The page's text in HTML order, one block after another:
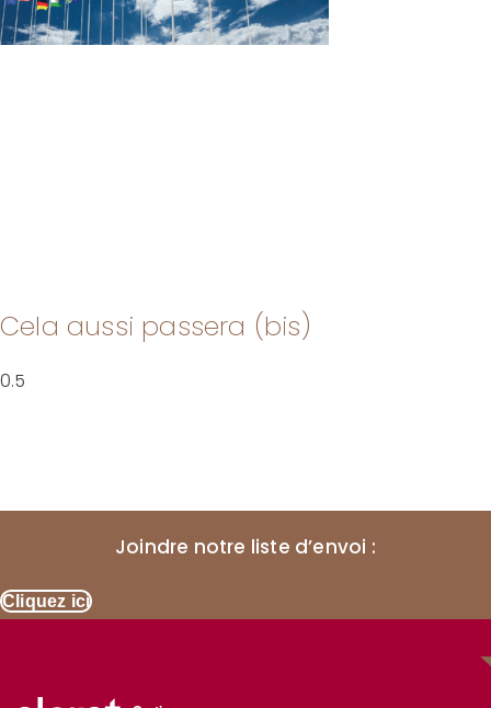
Cela aussi passera (bis)
Joindre notre liste d’envoi :
Cliquez ici